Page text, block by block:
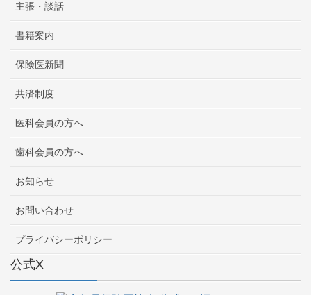
主張・談話
書籍案内
保険医新聞
共済制度
医科会員の方へ
歯科会員の方へ
お知らせ
お問い合わせ
プライバシーポリシー
公式X